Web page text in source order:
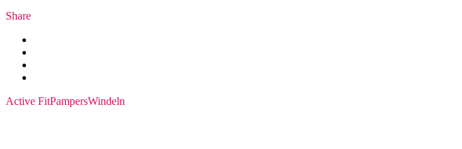
Share
Active FitPampersWindeln